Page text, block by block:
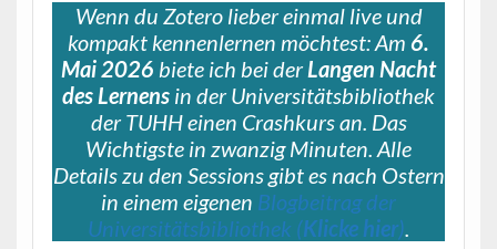
Wenn du Zotero lieber einmal live und
kompakt kennenlernen möchtest: Am 6.
Mai 2026 biete ich bei derLangen Nacht
des Lernens in der Universitätsbibliothek
der TUHH einen Crashkurs an. Das
Wichtigste in zwanzig Minuten. Alle
Details zu den Sessions gibt es nach Ostern
in einem eigenen Blogbeitrag der
Universitätsbibliothek (Klicke hier)